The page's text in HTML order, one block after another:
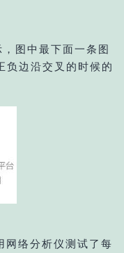
图中最下面一条图
负边沿交叉的时候的
络分析仪测试了每